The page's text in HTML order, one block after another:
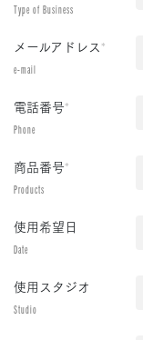
Type of Business
メールアドレス*
e-mail
電話番号*
Phone
商品番号*
Products
使用希望日
Date
使用スタジオ
Studio